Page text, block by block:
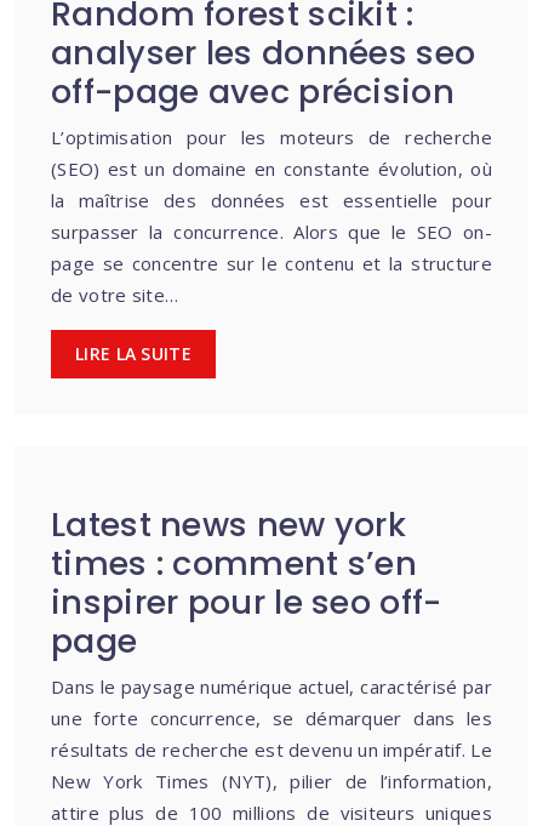
Random forest scikit :
analyser les données seo
off-page avec précision
L’optimisation pour les moteurs de recherche
(SEO) est un domaine en constante évolution, où
la maîtrise des données est essentielle pour
surpasser la concurrence. Alors que le SEO on-
page se concentre sur le contenu et la structure
de votre site…
LIRE LA SUITE
Latest news new york
times : comment s’en
inspirer pour le seo off-
page
Dans le paysage numérique actuel, caractérisé par
une forte concurrence, se démarquer dans les
résultats de recherche est devenu un impératif. Le
New York Times (NYT), pilier de l’information,
attire plus de 100 millions de visiteurs uniques